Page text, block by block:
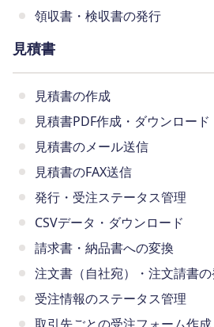
領収書・検収書の発行
見積書
見積書の作成
見積書PDF作成・ダウンロード
見積書のメール送信
見積書のFAX送信
発行・受注ステータス管理
CSVデータ・ダウンロード
請求書・納品書への変換
注文書（自社宛）・注文請書
受注情報のステータス管理